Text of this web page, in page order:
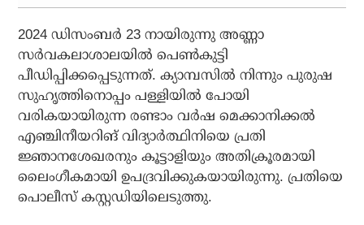
2024 ഡിസംബര്‍ 23 നായിരുന്നു അണ്ണാ
സര്‍വകലാശാലയില്‍ പെണ്‍കുട്ടി
പീഡിപ്പിക്കപ്പെടുന്നത്. ക്യാമ്പസില്‍ നിന്നും പുരുഷ
സുഹൃത്തിനൊപ്പം പള്ളിയില്‍ പോയി
വരികയായിരുന്ന രണ്ടാം വര്‍ഷ മെക്കാനിക്കല്‍
എഞ്ചിനീയറിങ് വിദ്യാര്‍ത്ഥിനിയെ പ്രതി
ജ്ഞാനശേഖരനും കൂട്ടാളിയും അതിക്രൂരമായി
ലൈംഗീകമായി ഉപദ്രവിക്കുകയായിരുന്നു. പ്രതിയെ
പൊലീസ് കസ്റ്റഡിയിലെടുത്തു.